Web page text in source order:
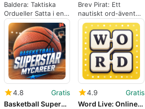
Baldera: Taktiska
Ordueller Satta i en
Fantasiarena
Brev Pirat: Ett
nautiskt ord-äventyr
med spårad
progression
4.8
Gratis
Basketball Superstar MyCareer
4.9
Gratis
Word Live: Online Word Game